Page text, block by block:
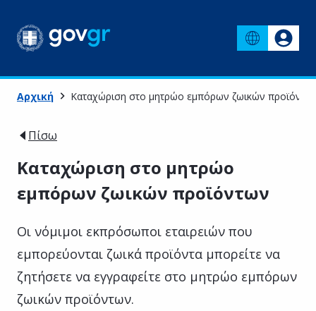
Αρχική Καταχώριση στο μητρώο εμπόρων ζωικών
Πίσω
Καταχώριση στο μητρώο
εμπόρων ζωικών προϊόντων
Οι νόμιμοι εκπρόσωποι εταιρειών που
εμπορεύονται ζωικά προϊόντα μπορείτε να
ζητήσετε να εγγραφείτε στο μητρώο εμπόρων
ζωικών προϊόντων.